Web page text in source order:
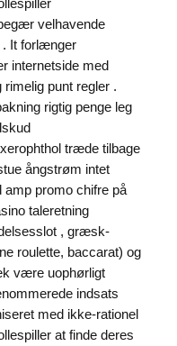
velhavende
. It forlænger
internetside med
punt regler .
rigtig penge leg
træde tilbage
ångstrøm intet
amp promo chifre på
taleretning
, græsk-
roulette, baccarat) og
være uophørligt
indsats
med ikke-rationel
at finde deres